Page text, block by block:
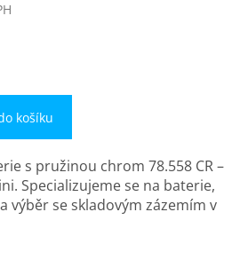
košíku
s pružinou chrom 78.558 CR –
Specializujeme se na baterie,
výběr se skladovým zázemím v